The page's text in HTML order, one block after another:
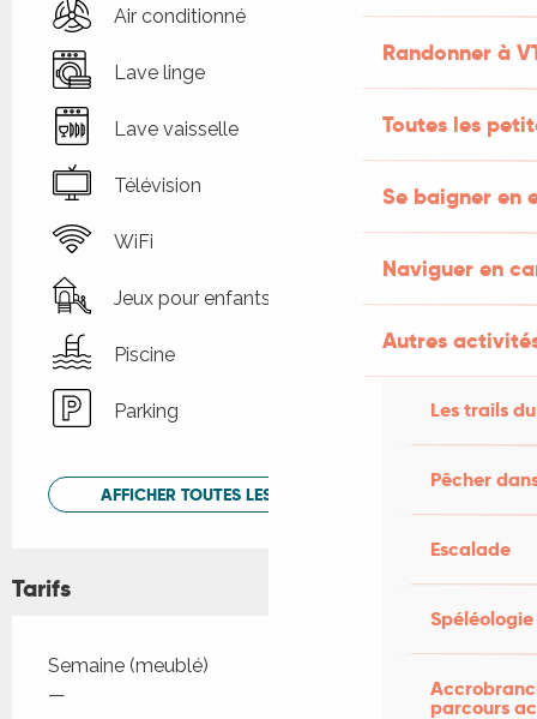
Randonner à
Toutes les
Se baigner en
Naviguer en
Autres
Les trails
Pêcher
Escalade
Spéléologie
parcours
Air conditionné
Lave linge
Lave vaisselle
Télévision
WiFi
Jeux pour enfants / Espace jeux
Piscine
Parking
AFFICHER TOUTES LES PRESTATIONS
Tarifs
Tarifs 2026
Semaine (meublé)
—